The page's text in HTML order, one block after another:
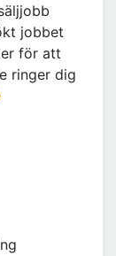
jobbet
för att
ringer dig